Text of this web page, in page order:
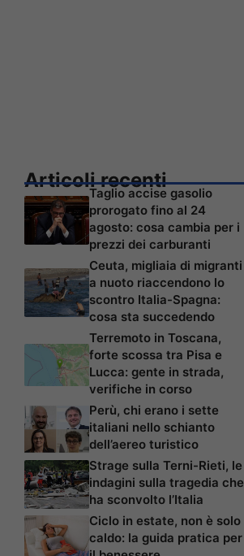
Articoli recenti
Taglio accise gasolio
prorogato fino al 24
agosto: cosa cambia per i
prezzi dei carburanti
Ceuta, migliaia di migranti
a nuoto riaccendono lo
scontro Italia-Spagna:
cosa sta succedendo
Terremoto in Toscana,
forte scossa tra Pisa e
Lucca: gente in strada,
verifiche in corso
Perù, chi erano i sette
italiani nello schianto
dell’aereo turistico
Strage sulla Terni-Rieti, le
indagini sulla tragedia che
ha sconvolto l’Italia
Ciclo in estate, non è solo
caldo: la guida pratica per